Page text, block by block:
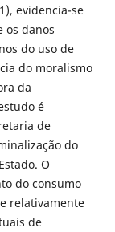
evidencia-se
os danos
do uso de
do moralismo
da
é
de
do
O
do consumo
relativamente
de